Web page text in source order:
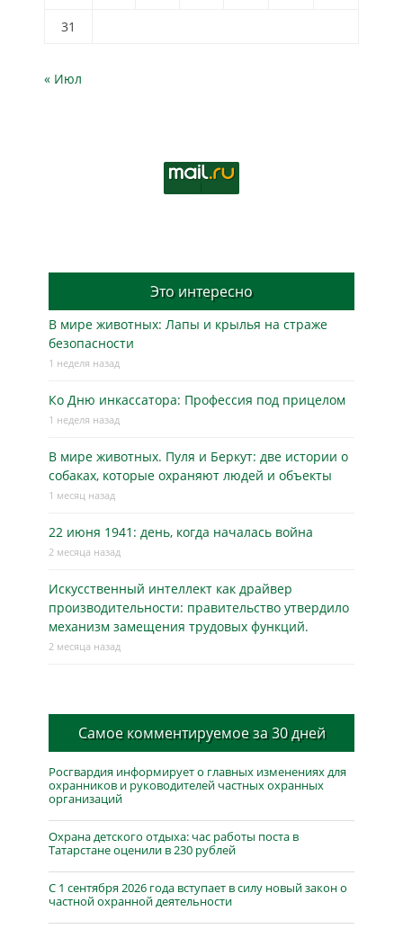
31
« Июл
Это интересно
В мире животных: Лапы и крылья на страже
безопасности
1 неделя назад
Ко Дню инкассатора: Профессия под прицелом
1 неделя назад
В мире животных. Пуля и Беркут: две истории о
собаках, которые охраняют людей и объекты
1 месяц назад
22 июня 1941: день, когда началась война
2 месяца назад
Искусственный интеллект как драйвер
производительности: правительство утвердило
механизм замещения трудовых функций.
2 месяца назад
Самое комментируемое за 30 дней
Росгвардия информирует о главных изменениях для
охранников и руководителей частных охранных
организаций
Охрана детского отдыха: час работы поста в
Татарстане оценили в 230 рублей
С 1 сентября 2026 года вступает в силу новый закон о
частной охранной деятельности